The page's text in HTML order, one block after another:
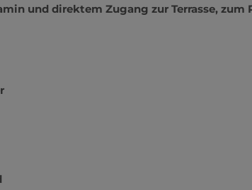
und direktem Zugang zur Terrasse, zum